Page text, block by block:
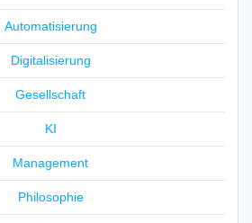
Automatisierung
Digitalisierung
Gesellschaft
KI
Management
Philosophie